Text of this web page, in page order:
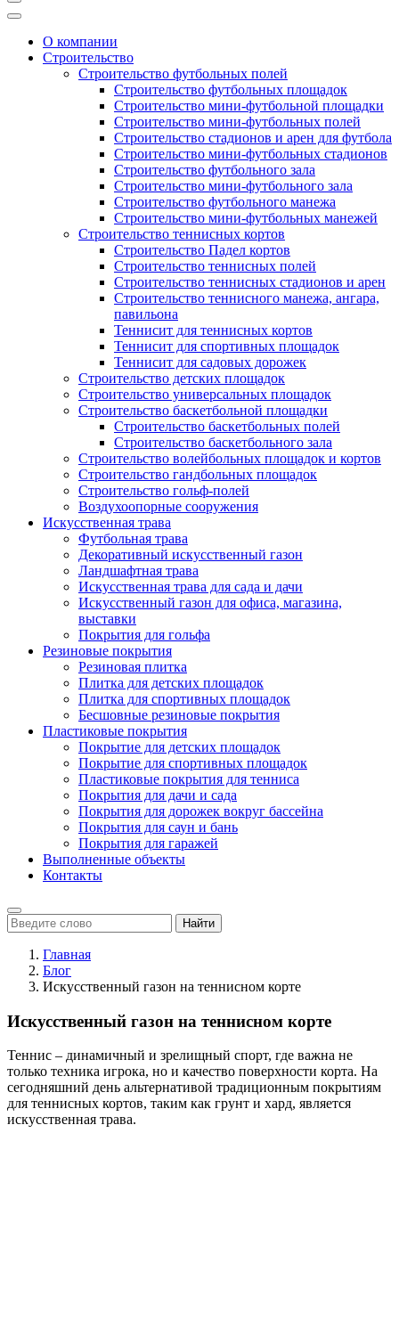
О компании
Строительство
Строительство футбольных полей
Строительство футбольных площадок
Строительство мини-футбольной площадки
Строительство мини-футбольных полей
Строительство стадионов и арен для футбола
Строительство мини-футбольных стадионов
Строительство футбольного зала
Строительство мини-футбольного зала
Строительство футбольного манежа
Строительство мини-футбольных манежей
Строительство теннисных кортов
Строительство Падел кортов
Строительство теннисных полей
Строительство теннисных стадионов и арен
Строительство теннисного манежа, ангара,
павильона
Теннисит для теннисных кортов
Теннисит для спортивных площадок
Теннисит для садовых дорожек
Строительство детских площадок
Строительство универсальных площадок
Строительство баскетбольной площадки
Строительство баскетбольных полей
Строительство баскетбольного зала
Строительство волейбольных площадок и кортов
Строительство гандбольных площадок
Строительство гольф-полей
Воздухоопорные сооружения
Искусственная трава
Футбольная трава
Декоративный искусственный газон
Ландшафтная трава
Искусственная трава для сада и дачи
Искусственный газон для офиса, магазина,
выставки
Покрытия для гольфа
Резиновые покрытия
Резиновая плитка
Плитка для детских площадок
Плитка для спортивных площадок
Бесшовные резиновые покрытия
Пластиковые покрытия
Покрытие для детских площадок
Покрытие для спортивных площадок
Пластиковые покрытия для тенниса
Покрытия для дачи и сада
Покрытия для дорожек вокруг бассейна
Покрытия для саун и бань
Покрытия для гаражей
Выполненные объекты
Контакты
Найти
Главная
Блог
Искусственный газон на теннисном корте
Искусственный газон на теннисном корте
Теннис – динамичный и зрелищный спорт, где важна не
только техника игрока, но и качество поверхности корта. На
сегодняшний день альтернативой традиционным покрытиям
для теннисных кортов, таким как грунт и хард, является
искусственная трава.